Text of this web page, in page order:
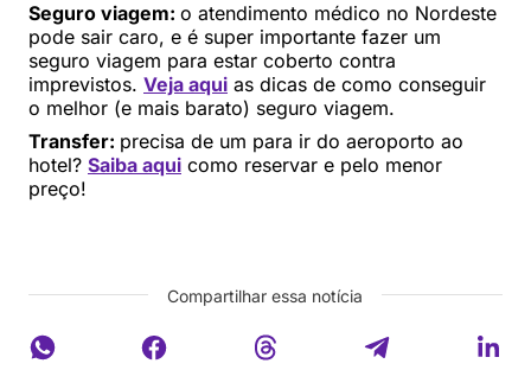
Seguro viagem: o atendimento médico no Nordeste
pode sair caro, e é super importante fazer um
seguro viagem para estar coberto contra
imprevistos. Veja aqui as dicas de como conseguir
o melhor (e mais barato) seguro viagem.
Transfer: precisa de um para ir do aeroporto ao
hotel? Saiba aqui como reservar e pelo menor
preço!
Compartilhar essa notícia